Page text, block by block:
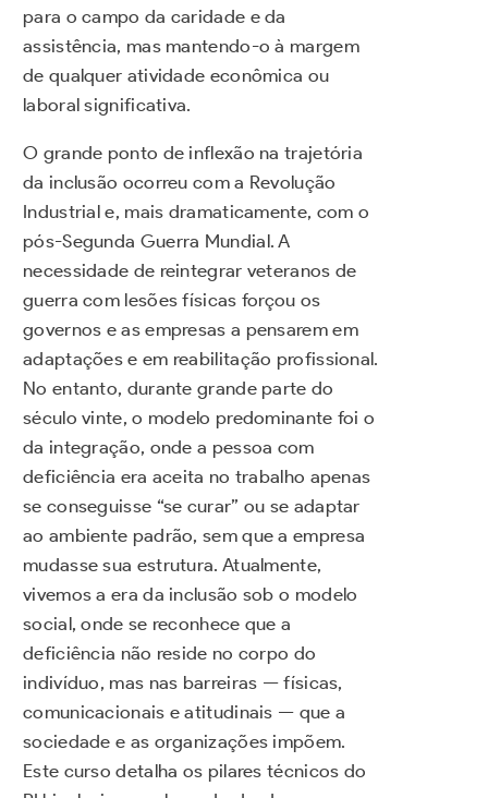
para o campo da caridade e da
assistência, mas mantendo-o à margem
de qualquer atividade econômica ou
laboral significativa.
O grande ponto de inflexão na trajetória
da inclusão ocorreu com a Revolução
Industrial e, mais dramaticamente, com o
pós-Segunda Guerra Mundial. A
necessidade de reintegrar veteranos de
guerra com lesões físicas forçou os
governos e as empresas a pensarem em
adaptações e em reabilitação profissional.
No entanto, durante grande parte do
século vinte, o modelo predominante foi o
da integração, onde a pessoa com
deficiência era aceita no trabalho apenas
se conseguisse “se curar” ou se adaptar
ao ambiente padrão, sem que a empresa
mudasse sua estrutura. Atualmente,
vivemos a era da inclusão sob o modelo
social, onde se reconhece que a
deficiência não reside no corpo do
indivíduo, mas nas barreiras — físicas,
comunicacionais e atitudinais — que a
sociedade e as organizações impõem.
Este curso detalha os pilares técnicos do